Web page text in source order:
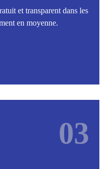
et transparent dans les
en moyenne.
03